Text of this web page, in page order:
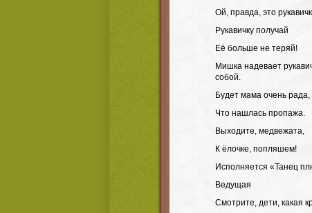
Ой, правда, это
Рукавичку получай
Её больше не теряй!
Мишка надевает
собой.
Будет мама очень рада,
Что нашлась пропажа.
Выходите, медвежата,
К ёлочке, попляшем!
Исполняется «Танец
Ведущая
Смотрите, дети, какая